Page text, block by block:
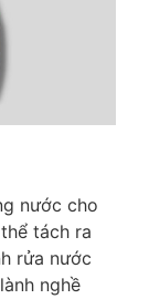
nước cho
tách ra
rửa nước
nghề